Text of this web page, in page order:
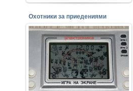
Охотники за приедениями
26.05.2017
Редкая игра того времени год
выпуска 1995 г.
perepelin